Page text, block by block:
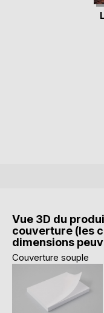
Vue 3D du
couverture (les
dimensions
Couverture souple